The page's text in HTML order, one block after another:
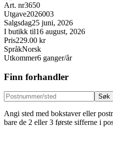
Art. nr3650
Utgave2026003
Salgsdag25 juni, 2026
I butikk til16 august, 2026
Pris229.00 kr
SpråkNorsk
Utkommer6 ganger/år
Finn forhandler
Søk
Angi sted med bokstaver eller
bare de 2 eller 3 første sifferne i